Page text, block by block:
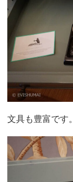
文具も豊富です。